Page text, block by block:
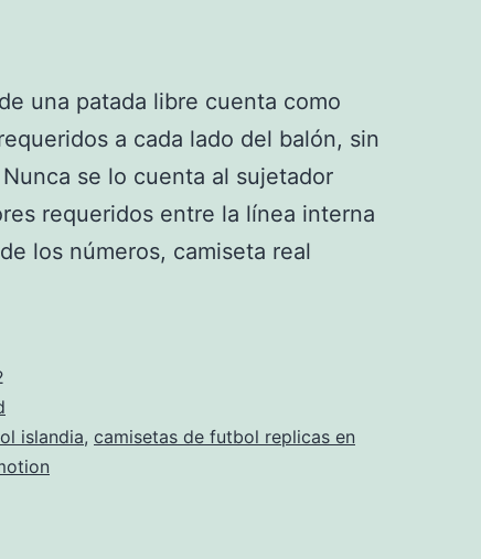
una patada libre cuenta como
a cada lado del balón, sin
se lo cuenta al sujetador
requeridos entre la línea interna
los números, camiseta real
islandia, camisetas de futbol replicas en